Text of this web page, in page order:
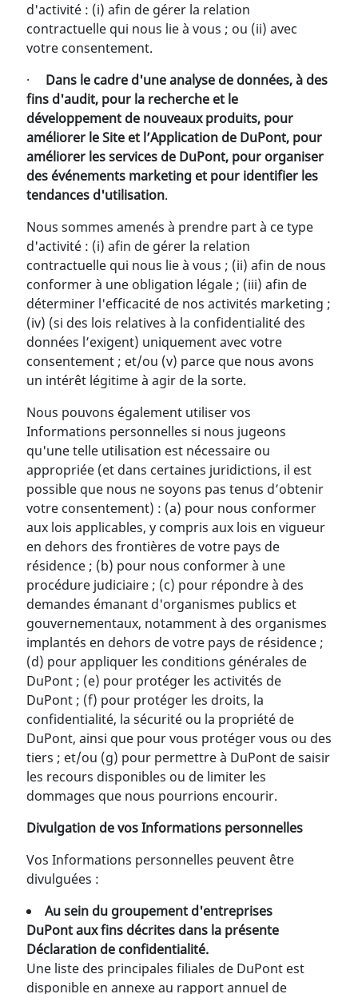
d'activité : (i) afin de gérer la relation
contractuelle qui nous lie à vous ; ou (ii) avec
votre consentement.
· Dans le cadre d'une analyse de données, à des
fins d'audit, pour la recherche et le
développement de nouveaux produits, pour
améliorer le Site et l’Application de DuPont, pour
améliorer les services de DuPont, pour organiser
des événements marketing et pour identifier les
tendances d'utilisation.
Nous sommes amenés à prendre part à ce type
d'activité : (i) afin de gérer la relation
contractuelle qui nous lie à vous ; (ii) afin de nous
conformer à une obligation légale ; (iii) afin de
déterminer l'efficacité de nos activités marketing ;
(iv) (si des lois relatives à la confidentialité des
données l’exigent) uniquement avec votre
consentement ; et/ou (v) parce que nous avons
un intérêt légitime à agir de la sorte.
Nous pouvons également utiliser vos
Informations personnelles si nous jugeons
qu'une telle utilisation est nécessaire ou
appropriée (et dans certaines juridictions, il est
possible que nous ne soyons pas tenus d’obtenir
votre consentement) : (a) pour nous conformer
aux lois applicables, y compris aux lois en vigueur
en dehors des frontières de votre pays de
résidence ; (b) pour nous conformer à une
procédure judiciaire ; (c) pour répondre à des
demandes émanant d'organismes publics et
gouvernementaux, notamment à des organismes
implantés en dehors de votre pays de résidence ;
(d) pour appliquer les conditions générales de
DuPont ; (e) pour protéger les activités de
DuPont ; (f) pour protéger les droits, la
confidentialité, la sécurité ou la propriété de
DuPont, ainsi que pour vous protéger vous ou des
tiers ; et/ou (g) pour permettre à DuPont de saisir
les recours disponibles ou de limiter les
dommages que nous pourrions encourir.
Divulgation de vos Informations personnelles
Vos Informations personnelles peuvent être
divulguées :
Au sein du groupement d'entreprises
DuPont aux fins décrites dans la présente
Déclaration de confidentialité.
Une liste des principales filiales de DuPont est
disponible en annexe au rapport annuel de